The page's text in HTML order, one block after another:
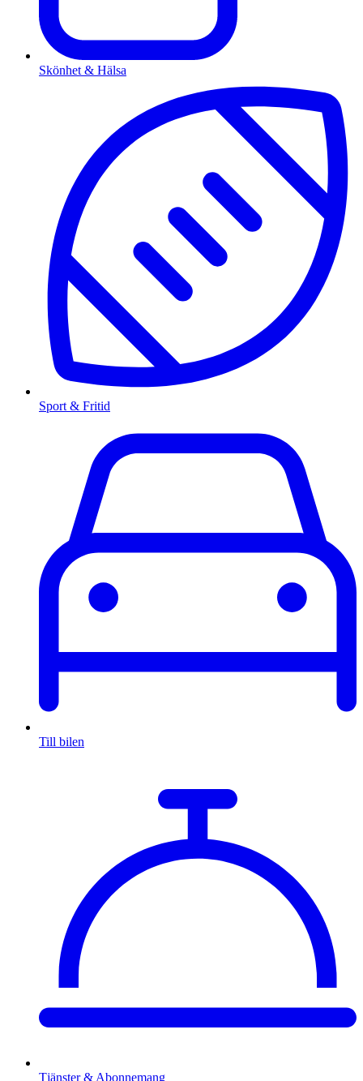
Skönhet & Hälsa
Sport & Fritid
Till bilen
Tjänster & Abonnemang